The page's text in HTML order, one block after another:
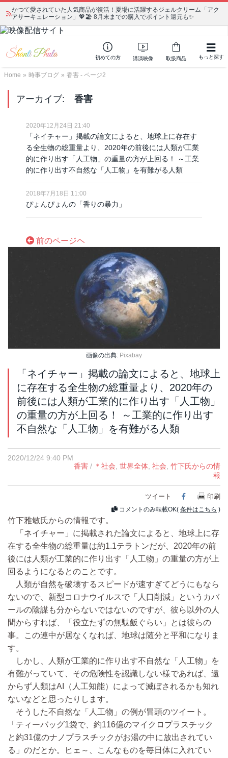
かつて愛されていた人気商品が復活！夏場に活躍するジェルクリーム「アク
アサーキュレーション」💖🏖️ 8月末までの購入でポイント還元も✨
初めての方 講演映像 取扱商品 もっと探す
Home » 時事ブログ » 香害 - ページ2
アーカイブ: 香害
2020年12月24日 21:40
「ネイチャー」掲載の論文によると、地球上に存在す
る全生物の総重量より、2020年の前後には人類が工業
的に作り出す「人工物」の重量の方が上回る！ ～工業
的に作り出す不自然な「人工物」を有難がる人類
2018年7月18日 11:00
ぴょんぴょんの「香りの暴力」
前のページヘ
画像の出典: Pixabay
「ネイチャー」掲載の論文によると、地球上
に存在する全生物の総重量より、2020年の
前後には人類が工業的に作り出す「人工物」
の重量の方が上回る！ ～工業的に作り出す
不自然な「人工物」を有難がる人類
2020/12/24 9:40 PM
香害 / ＊社会, 世界全体, 社会, 竹下氏からの情
報
ツイート Facebook
印刷
コメントのみ転載OK( 条件はこちら )
竹下雅敏氏からの情報です。
「ネイチャー」に掲載された論文によると、地球上に存
在する全生物の総重量は約1.1テラトンだが、2020年の前
後には人類が工業的に作り出す「人工物」の重量の方が上
回るようになるとのことです。
人類が自然を破壊するスピードが速すぎてどうにもなら
ないので、新型コロナウイルスで「人口削減」というカバ
ールの陰謀も分からないではないのですが、彼ら以外の人
間からすれば、「役立たずの無駄飯ぐらい」とは彼らの
事。この連中が居なくなれば、地球は随分と平和になりま
す。
しかし、人類が工業的に作り出す不自然な「人工物」を
有難がっていて、その危険性を認識しない様であれば、遠
からず人類はAI（人工知能）によって滅ぼされるかも知れ
ないなどと思ったりします。
そうした不自然な「人工物」の例が冒頭のツイート。
「ティーバッグ1袋で、約116億のマイクロプラスチック
と約31億のナノプラスチックがお湯の中に放出されてい
る」のだとか。ヒェ～、こんなものを毎日体に入れてい